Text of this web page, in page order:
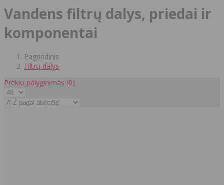
Vandens filtrų dalys, priedai ir
komponentai
Pagrindinis
Filtrų dalys
Prekių palyginimas (0)